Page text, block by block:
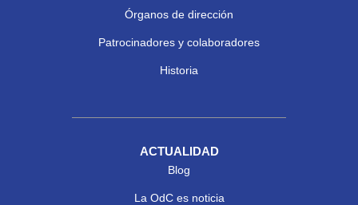
Órganos de dirección
Patrocinadores y colaboradores
Historia
ACTUALIDAD
Blog
La OdC es noticia